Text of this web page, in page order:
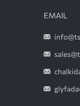
EMAIL